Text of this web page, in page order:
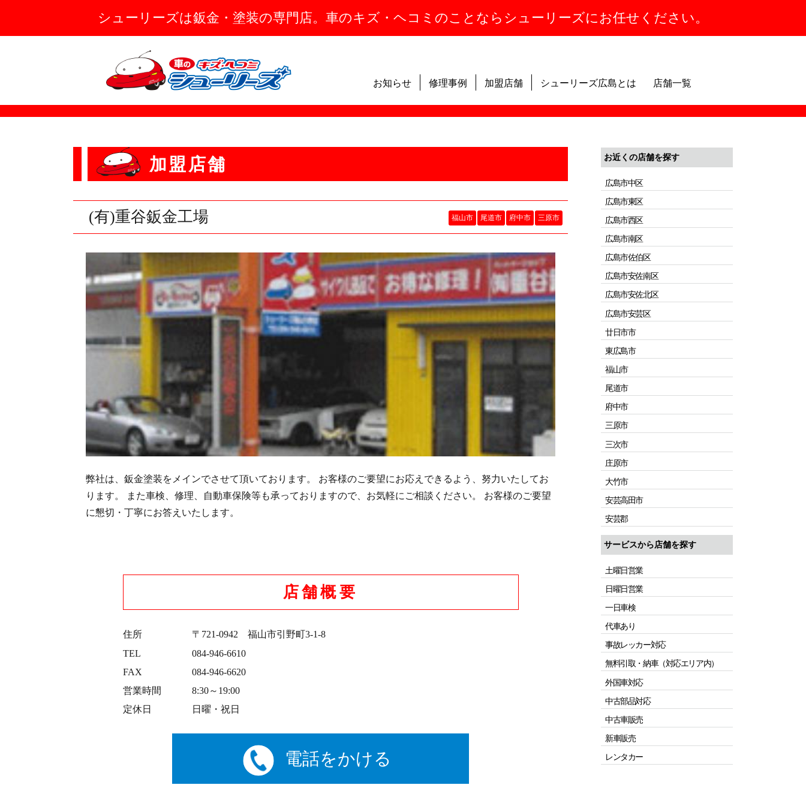
シューリーズは鈑金・塗装の専門店。車のキズ・ヘコミのことならシューリーズにお任せください。
お知らせ 修理事例 加盟店舗 シューリーズ広島とは 店舗一覧
加盟店舗
(有)重谷鈑金工場 福山市 尾道市 府中市 三原市
弊社は、鈑金塗装をメインでさせて頂いております。
お客様のご要望にお応えできるよう、努力いたしてお
ります。
また車検、修理、自動車保険等も承っておりますので、お気軽にご相談ください。
お客様のご要望
に懇切・丁寧にお答えいたします。
店舗概要
住所
〒721-0942 福山市引野町3-1-8
TEL
084-946-6610
FAX
084-946-6620
営業時間
8:30～19:00
定休日
日曜・祝日
電話をかける
お近くの店舗を探す
広島市中区
広島市東区
広島市西区
広島市南区
広島市佐伯区
広島市安佐南区
広島市安佐北区
広島市安芸区
廿日市市
東広島市
福山市
尾道市
府中市
三原市
三次市
庄原市
大竹市
安芸高田市
安芸郡
サービスから店舗を探す
土曜日営業
日曜日営業
一日車検
代車あり
事故レッカー対応
無料引取・納車（対応エリア内）
外国車対応
中古部品対応
中古車販売
新車販売
レンタカー